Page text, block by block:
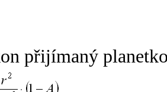
přijímaný